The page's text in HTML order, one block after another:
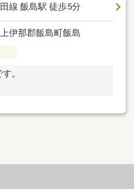
田線 飯島駅 徒歩5分
伊那郡飯島町飯島
。